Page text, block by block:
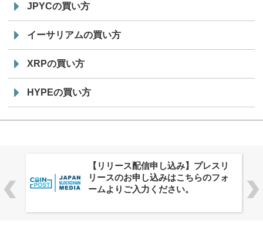
JPYCの買い方
イーサリアムの買い方
XRPの買い方
HYPEの買い方
株式会社PlnX、アジア最大級のグロ
ーバルWeb3カンファレンス
「WebX2026」とのコラボレーショ